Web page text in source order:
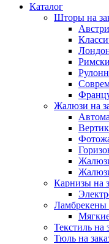
Каталог
Шторы на
Жалюзи на
Карнизы на
Ламбрекены
Текстиль на
Тюль на